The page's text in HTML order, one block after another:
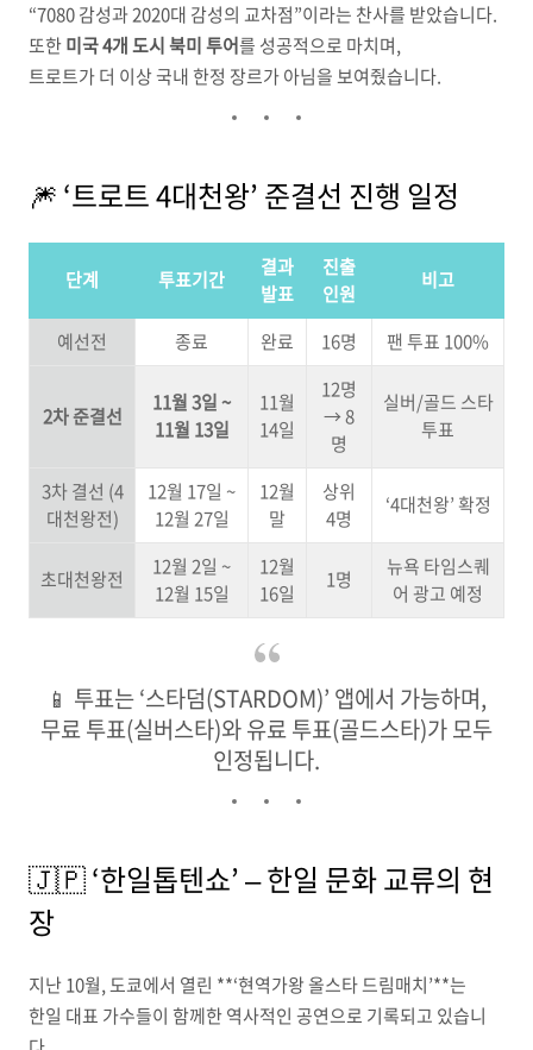
“7080 감성과 2020대 감성의 교차점”이라는 찬사를 받았습니다.
또한미국 4개 도시 북미 투어를 성공적으로 마치며,
트로트가 더 이상 국내 한정 장르가 아님을 보여줬습니다.
🎆 ‘트로트 4대천왕’ 준결선 진행 일정
단계 투표기간
결과
발표
진출
인원
비고
예선전 종료 완료 16명 팬 투표 100%
2차 준결선
11월 3일 ~
11월 13일
11월
14일
12명
→ 8
명
실버/골드 스타
투표
3차 결선 (4
대천왕전)
12월 17일 ~
12월 27일
12월
말
상위
4명
‘4대천왕’ 확정
초대천왕전
12월 2일 ~
12월 15일
12월
16일
1명
뉴욕 타임스퀘
어 광고 예정
📱 투표는 ‘스타덤(STARDOM)’ 앱에서 가능하며,
무료 투표(실버스타)와 유료 투표(골드스타)가 모두
인정됩니다.
🇯🇵 ‘한일톱텐쇼’ – 한일 문화 교류의 현
장
지난 10월, 도쿄에서 열린 **‘현역가왕 올스타 드림매치’**는
한일 대표 가수들이 함께한 역사적인 공연으로 기록되고 있습니